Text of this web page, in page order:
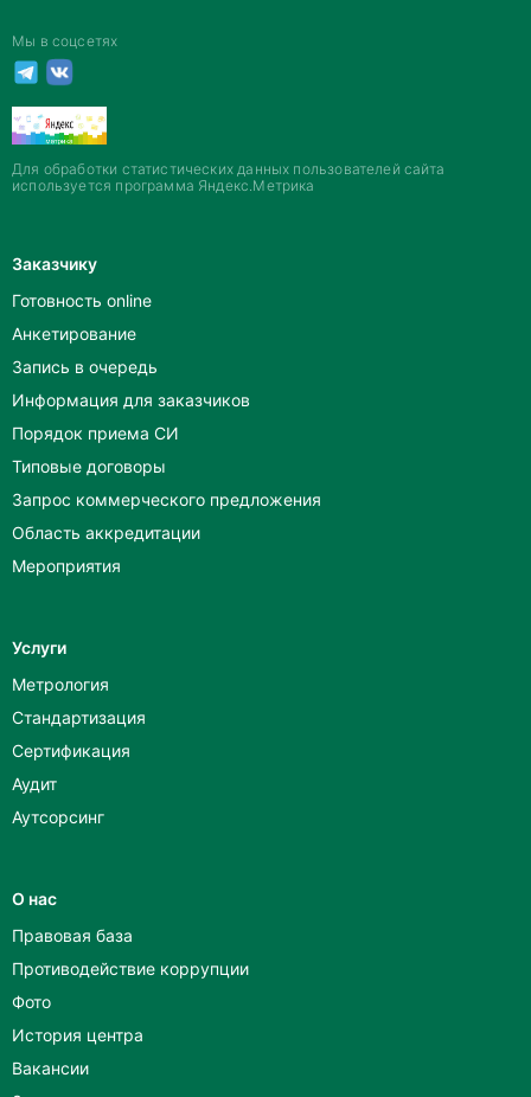
Мы в соцсетях
Для обработки статистических данных пользователей сайта
используется программа Яндекс.Метрика
Заказчику
Готовность online
Анкетирование
Запись в очередь
Информация для заказчиков
Порядок приема СИ
Типовые договоры
Запрос коммерческого предложения
Область аккредитации
Мероприятия
Услуги
Метрология
Стандартизация
Сертификация
Аудит
Аутсорсинг
О нас
Правовая база
Противодействие коррупции
Фото
История центра
Вакансии